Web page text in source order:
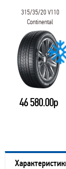
315/35/20 V110
Continental
WinterContact TS 860 S
46 580.00р